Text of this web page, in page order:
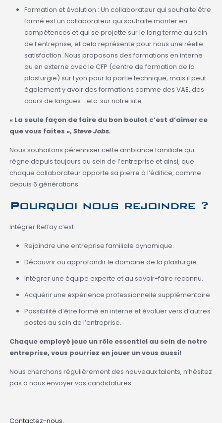
Formation et évolution : Un collaborateur qui souhaite être
formé est un collaborateur qui souhaite monter en
compétences et qui se projette sur le long terme au sein
de l’entreprise, et cela représente pour nous une réelle
satisfaction. Nous proposons des formations en interne
ou en externe avec le CFP (centre de formation de la
plasturgie) sur Lyon pour la partie technique, mais il peut
également y avoir des formations comme des VAE, des
cours de langues… etc. sur notre site.
« La seule façon de faire du bon boulot c’est d’aimer ce
que vous faites »,Steve Jobs.
Nous souhaitons pérenniser cette ambiance familiale qui
règne depuis toujours au sein de l’entreprise et ainsi, que
chaque collaborateur apporte sa pierre à l’édifice, comme
depuis 6 générations.
Pourquoi nous rejoindre ?
Intégrer Reffay c’est :
Rejoindre une entreprise familiale dynamique.
Découvrir ou approfondir le domaine de la plasturgie.
Intégrer une équipe experte et au savoir-faire reconnu.
Acquérir une expérience professionnelle supplémentaire.
Possibilité d’être formé en interne et évoluer vers d’autres
postes au sein de l’entreprise.
Chaque employé joue un rôle essentiel au sein de notre
entreprise, vous pourriez en jouer un vous aussi!
Nous cherchons régulièrement des nouveaux talents, n’hésitez
pas à nous envoyer vos candidatures.
Contactez-nous.